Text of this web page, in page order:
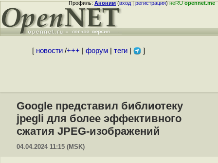
Профиль:Аноним(вход|регистрация)неRUopennet.me
[ новости/+++ форум| теги| ]
Google представил библиотеку
jpegli для более эффективного
сжатия JPEG-изображений
04.04.2024 11:15 (MSK)